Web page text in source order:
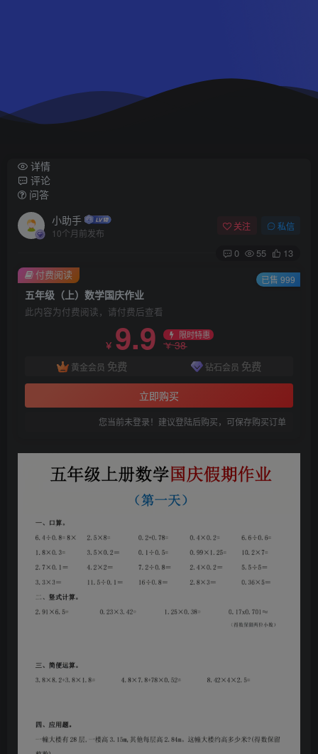
详情
评论
问答
小助手
10个月前发布
关注 私信
0 55 13
五年级（上）数学国庆作业
此内容为付费阅读，请付费后查看
￥ 9.9 限时特惠
￥38
黄金会员 免费 钻石会员 免费
立即购买
您当前未登录！建议登陆后购买，可保存购买订单
付费阅读 已售 999